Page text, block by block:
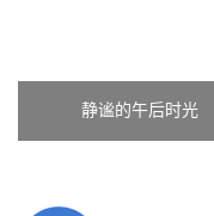
静谧的午后时光